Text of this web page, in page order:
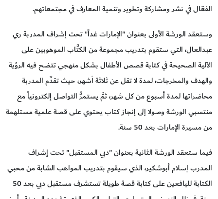
الفعّال في نشر ومشاركة وتطوير وتنمية المعارف في مجتمعاتهم.
وستعقد الورشة الأولى بعنوان "الإمارات غداً" تحت إشراف المدربة ري
عبدالعال، التي ستقوم بتدريب مجموعة من الكتَّاب الموهوبين على
الآلية الصحيحة في كتابة قصص الأطفال بشكل منهجي تتضح فيه الرؤية
والهدف والمخرجات، لمدة لا تقل عن ثلاثة أشهر، حيث تقدِّم المدربة
محاضراتها لمدة أسبوع من كل شهر، ثمَّ يستمرُّ التواصل إلكترونياً مع
منتسبي الورشة وصولاً إلى إنجاز كتاب يحتوي على قصة علمية مستلهمة
من مسيرة الإمارات بعد 50 سنة.
فيما ستعقد الورشة الثانية بعنوان "دبي المستقبل" تحت إشراف
المدرب إسلام أبوشكير، الذي سيقوم بتدريب المواهب الشابة من محبي
الكتابة لليافعين على كتابة قصة طويلة تستشرف مستقبل دبي بعد 50